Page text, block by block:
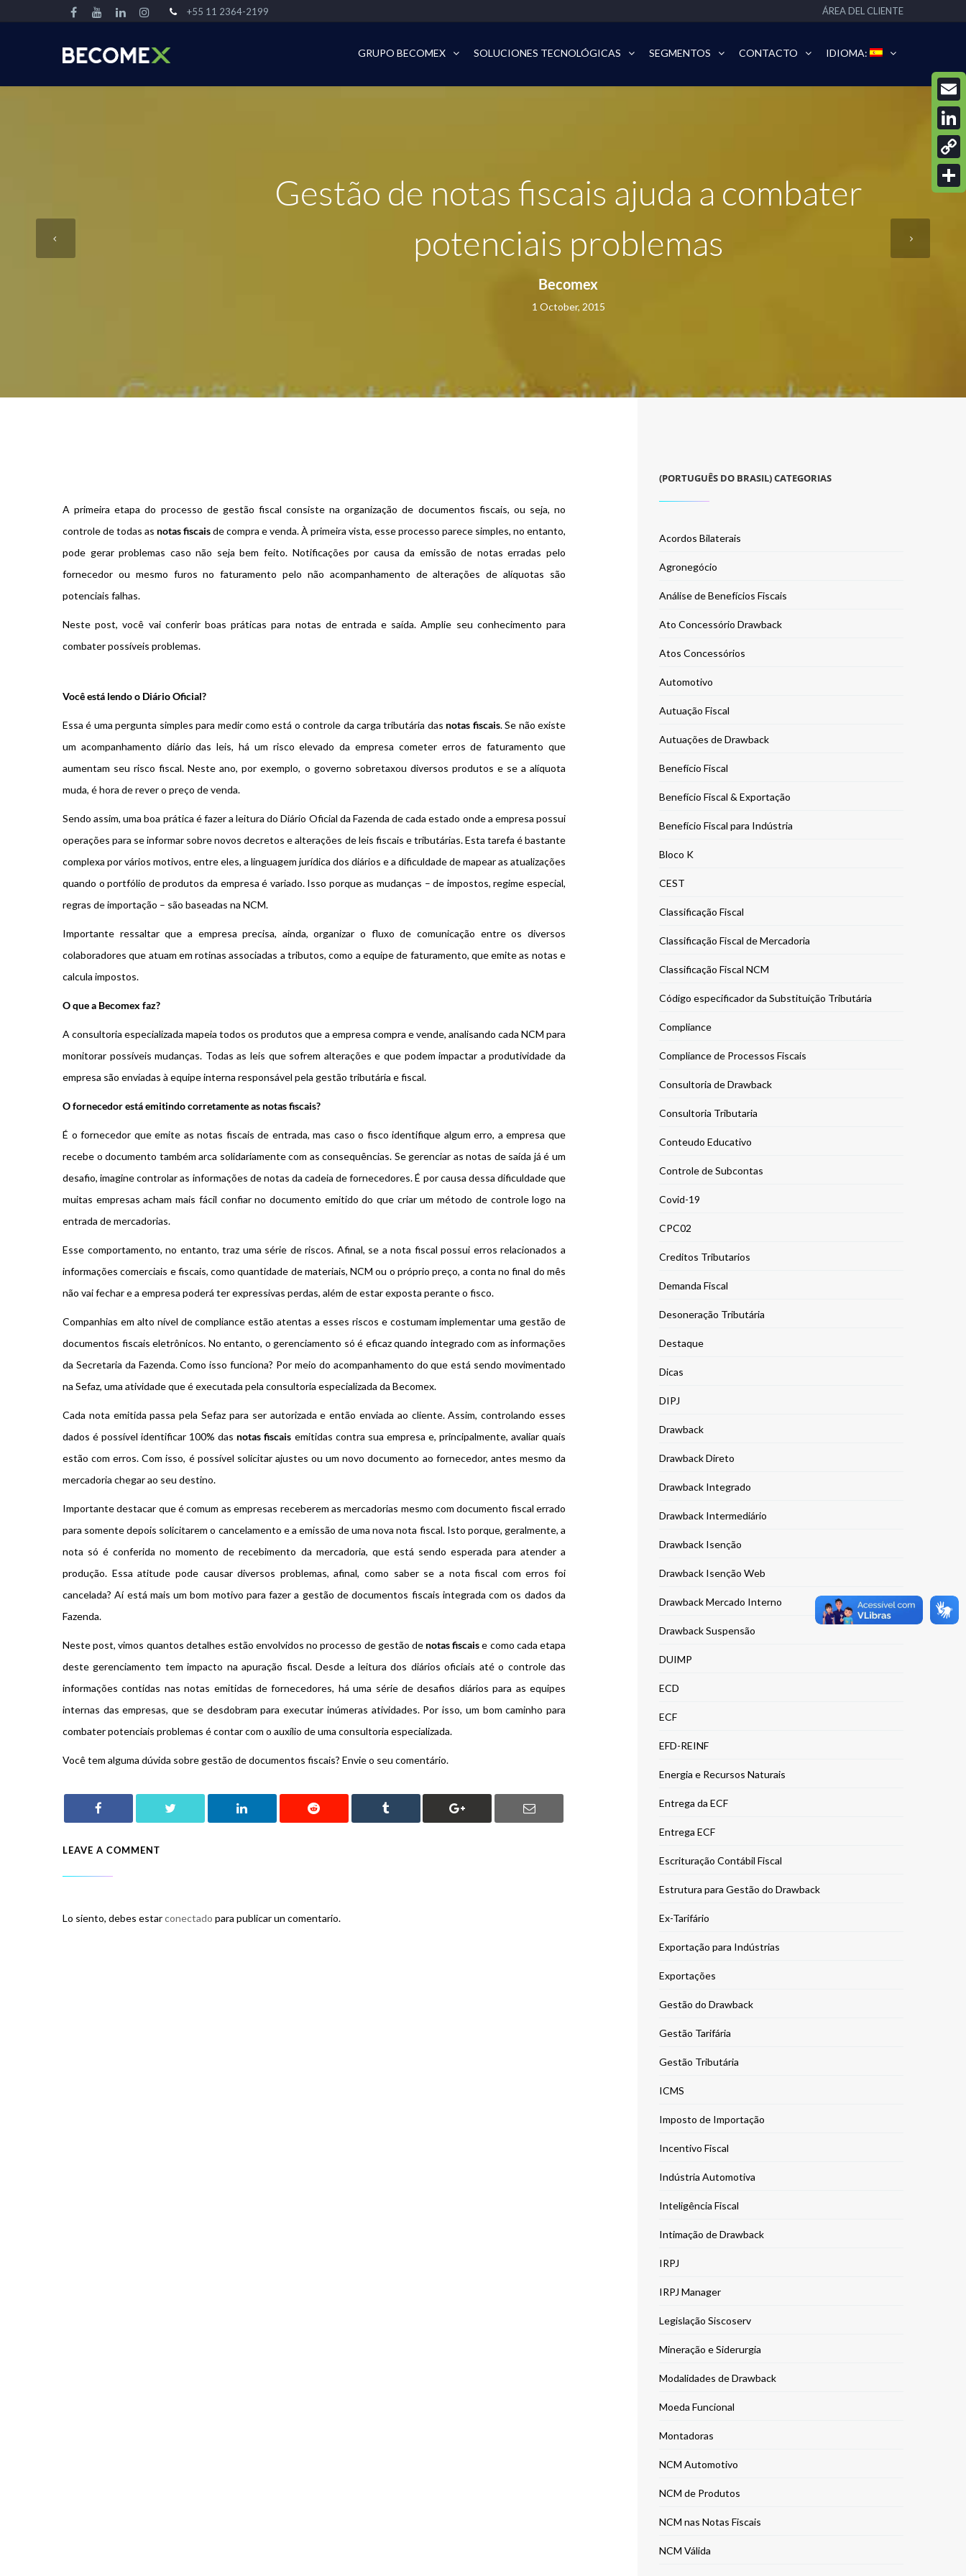
+55 11 2364-2199 ÁREA DEL CLIENTE
GRUPO BECOMEX SOLUCIONES TECNOLÓGICAS SEGMENTOS CONTACTO IDIOMA:
Gestão de notas fiscais ajuda a combater
potenciais problemas
Becomex
1 October, 2015
A primeira etapa do processo de gestão fiscal consiste na organização de documentos fiscais, ou seja, no
controle de todas as notas fiscaisde compra e venda. À primeira vista, esse processo parece simples, no entanto,
pode gerar problemas caso não seja bem feito. Notificações por causa da emissão de notas erradas pelo
fornecedor ou mesmo furos no faturamento pelo não acompanhamento de alterações de alíquotas são
potenciais falhas.
Neste post, você vai conferir boas práticas para notas de entrada e saída. Amplie seu conhecimento para
combater possíveis problemas.
Você está lendo o Diário Oficial?
Essa é uma pergunta simples para medir como está o controle da carga tributária das notas fiscais. Se não existe
um acompanhamento diário das leis, há um risco elevado da empresa cometer erros de faturamento que
aumentam seu risco fiscal. Neste ano, por exemplo, o governo sobretaxou diversos produtos e se a alíquota
muda, é hora de rever o preço de venda.
Sendo assim, uma boa prática é fazer a leitura do Diário Oficial da Fazenda de cada estado onde a empresa possui
operações para se informar sobre novos decretos e alterações de leis fiscais e tributárias. Esta tarefa é bastante
complexa por vários motivos, entre eles, a linguagem jurídica dos diários e a dificuldade de mapear as atualizações
quando o portfólio de produtos da empresa é variado. Isso porque as mudanças – de impostos, regime especial,
regras de importação – são baseadas na NCM.
Importante ressaltar que a empresa precisa, ainda, organizar o fluxo de comunicação entre os diversos
colaboradores que atuam em rotinas associadas a tributos, como a equipe de faturamento, que emite as notas e
calcula impostos.
O que a Becomex faz?
A consultoria especializada mapeia todos os produtos que a empresa compra e vende, analisando cada NCM para
monitorar possíveis mudanças. Todas as leis que sofrem alterações e que podem impactar a produtividade da
empresa são enviadas à equipe interna responsável pela gestão tributária e fiscal.
O fornecedor está emitindo corretamente as notas fiscais?
É o fornecedor que emite as notas fiscais de entrada, mas caso o fisco identifique algum erro, a empresa que
recebe o documento também arca solidariamente com as consequências. Se gerenciar as notas de saída já é um
desafio, imagine controlar as informações de notas da cadeia de fornecedores. É por causa dessa dificuldade que
muitas empresas acham mais fácil confiar no documento emitido do que criar um método de controle logo na
entrada de mercadorias.
Esse comportamento, no entanto, traz uma série de riscos. Afinal, se a nota fiscal possui erros relacionados a
informações comerciais e fiscais, como quantidade de materiais, NCM ou o próprio preço, a conta no final do mês
não vai fechar e a empresa poderá ter expressivas perdas, além de estar exposta perante o fisco.
Companhias em alto nível de compliance estão atentas a esses riscos e costumam implementar uma gestão de
documentos fiscais eletrônicos. No entanto, o gerenciamento só é eficaz quando integrado com as informações
da Secretaria da Fazenda. Como isso funciona? Por meio do acompanhamento do que está sendo movimentado
na Sefaz, uma atividade que é executada pela consultoria especializada da Becomex.
Cada nota emitida passa pela Sefaz para ser autorizada e então enviada ao cliente. Assim, controlando esses
dados é possível identificar 100% das notas fiscais emitidas contra sua empresa e, principalmente, avaliar quais
estão com erros. Com isso, é possível solicitar ajustes ou um novo documento ao fornecedor, antes mesmo da
mercadoria chegar ao seu destino.
Importante destacar que é comum as empresas receberem as mercadorias mesmo com documento fiscal errado
para somente depois solicitarem o cancelamento e a emissão de uma nova nota fiscal. Isto porque, geralmente, a
nota só é conferida no momento de recebimento da mercadoria, que está sendo esperada para atender a
produção. Essa atitude pode causar diversos problemas, afinal, como saber se a nota fiscal com erros foi
cancelada? Aí está mais um bom motivo para fazer a gestão de documentos fiscais integrada com os dados da
Fazenda.
Neste post, vimos quantos detalhes estão envolvidos no processo de gestão de notas fiscaise como cada etapa
deste gerenciamento tem impacto na apuração fiscal. Desde a leitura dos diários oficiais até o controle das
informações contidas nas notas emitidas de fornecedores, há uma série de desafios diários para as equipes
internas das empresas, que se desdobram para executar inúmeras atividades. Por isso, um bom caminho para
combater potenciais problemas é contar com o auxílio de uma consultoria especializada.
Você tem alguma dúvida sobre gestão de documentos fiscais? Envie o seu comentário.
LEAVE A COMMENT
Lo siento, debes estarconectado para publicar un comentario.
(PORTUGUÊS DO BRASIL) CATEGORIAS
Acordos Bilaterais
Agronegócio
Análise de Benefícios Fiscais
Ato Concessório Drawback
Atos Concessórios
Automotivo
Autuação Fiscal
Autuações de Drawback
Benefício Fiscal
Benefício Fiscal & Exportação
Benefício Fiscal para Indústria
Bloco K
CEST
Classificação Fiscal
Classificação Fiscal de Mercadoria
Classificação Fiscal NCM
Código especificador da Substituição Tributária
Compliance
Compliance de Processos Fiscais
Consultoria de Drawback
Consultoria Tributaria
Conteudo Educativo
Controle de Subcontas
Covid-19
CPC02
Creditos Tributarios
Demanda Fiscal
Desoneração Tributária
Destaque
Dicas
DIPJ
Drawback
Drawback Direto
Drawback Integrado
Drawback Intermediário
Drawback Isenção
Drawback Isenção Web
Drawback Mercado Interno
Drawback Suspensão
DUIMP
ECD
ECF
EFD-REINF
Energia e Recursos Naturais
Entrega da ECF
Entrega ECF
Escrituração Contábil Fiscal
Estrutura para Gestão do Drawback
Ex-Tarifário
Exportação para Indústrias
Exportações
Gestão do Drawback
Gestão Tarifária
Gestão Tributária
ICMS
Imposto de Importação
Incentivo Fiscal
Indústria Automotiva
Inteligência Fiscal
Intimação de Drawback
IRPJ
IRPJ Manager
Legislação Siscoserv
Mineração e Siderurgia
Modalidades de Drawback
Moeda Funcional
Montadoras
NCM Automotivo
NCM de Produtos
NCM nas Notas Fiscais
NCM Válida
Email
Copy
Link